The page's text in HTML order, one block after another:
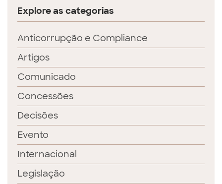
Explore as categorias
Anticorrupção e Compliance
Artigos
Comunicado
Concessões
Decisões
Evento
Internacional
Legislação